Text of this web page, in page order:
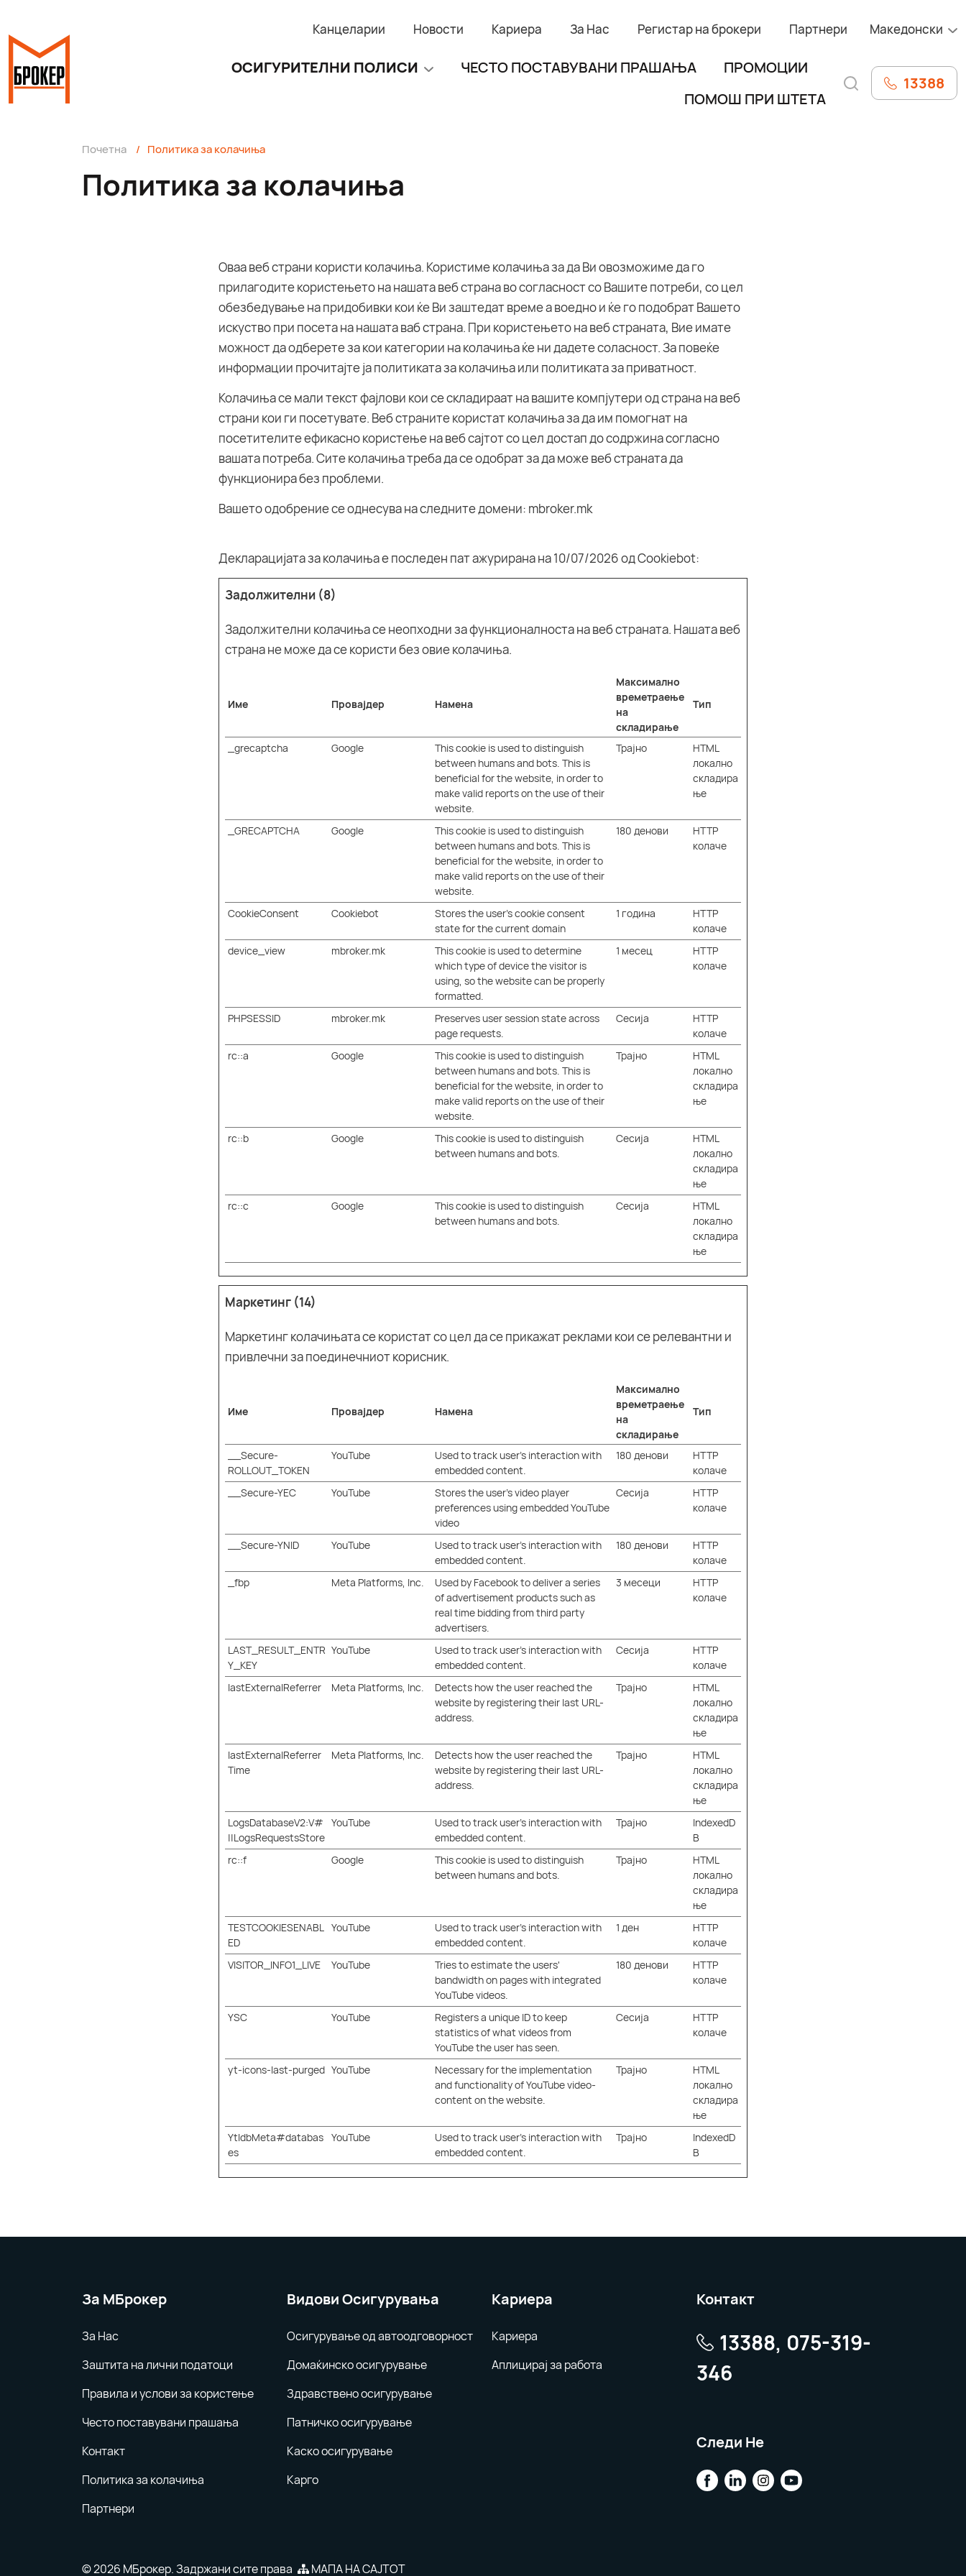
Канцеларии Новости Кариера За Нас Регистар на брокери Партнери Македонски
ОСИГУРИТЕЛНИ ПОЛИСИ ЧЕСТО ПОСТАВУВАНИ ПРАШАЊА
ПРОМОЦИИ
ПОМОШ ПРИ ШТЕТА
13388
Почетна / Политика за колачиња
Политика за колачиња
Оваа веб страни користи колачиња. Користиме колачиња за да Ви овозможиме да го
прилагодите користењето на нашата веб страна во согласност со Вашите потреби, со цел
обезбедување на придобивки кои ќе Ви заштедат време а воедно и ќе го подобрат Вашето
искуство при посета на нашата ваб страна. При користењето на веб страната, Вие имате
можност да одберете за кои категории на колачиња ќе ни дадете соласност. За повеќе
информации прочитајте ја политиката за колачиња или политиката за приватност.
Колачиња се мали текст фајлови кои се складираат на вашите компјутери од страна на веб
страни кои ги посетувате. Веб страните користат колачиња за да им помогнат на
посетителите ефикасно користење на веб сајтот со цел достап до содржина согласно
вашата потреба. Сите колачиња треба да се одобрат за да може веб страната да
функционира без проблеми.
Вашето одобрение се однесува на следните домени: mbroker.mk
Декларацијата за колачиња е последен пат ажурирана на 10/07/2026 одCookiebot:
Задолжителни (8)
Задолжителни колачиња се неопходни за функционалноста на веб страната. Нашата веб
страна не може да се користи без овие колачиња.
Име Провајдер Намена
Максимално
времетраење
на
складирање
Тип
_grecaptcha Google
This cookie is used to distinguish
between humans and bots. This is
beneficial for the website, in order to
make valid reports on the use of their
website.
Трајно
HTML
локално
складира
ње
_GRECAPTCHA Google
This cookie is used to distinguish
between humans and bots. This is
beneficial for the website, in order to
make valid reports on the use of their
website.
180 денови
HTTP
колаче
CookieConsent Cookiebot
Stores the user's cookie consent
state for the current domain
1 година
HTTP
колаче
device_view
mbroker.mk
This cookie is used to determine
which type of device the visitor is
using, so the website can be properly
formatted.
1 месец
HTTP
колаче
PHPSESSID mbroker.mk
Preserves user session state across
page requests.
Сесија
HTTP
колаче
rc::a
Google
This cookie is used to distinguish
between humans and bots. This is
beneficial for the website, in order to
make valid reports on the use of their
website.
Трајно
HTML
локално
складира
ње
rc::b Google
This cookie is used to distinguish
between humans and bots.
Сесија
HTML
локално
складира
ње
rc::c
Google
This cookie is used to distinguish
between humans and bots.
Сесија
HTML
локално
складира
ње
Маркетинг (14)
Маркетинг колачињата се користат со цел да се прикажат реклами кои се релевантни и
привлечни за поединечниот корисник.
Име Провајдер Намена
Максимално
времетраење
на
складирање
Тип
__Secure-
ROLLOUT_TOKEN
YouTube
Used to track user’s interaction with
embedded content.
180 денови
HTTP
колаче
__Secure-YEC
YouTube
Stores the user's video player
preferences using embedded YouTube
video
Сесија
HTTP
колаче
__Secure-YNID YouTube
Used to track user’s interaction with
embedded content.
180 денови
HTTP
колаче
_fbp
Meta Platforms, Inc.
Used by Facebook to deliver a series
of advertisement products such as
real time bidding from third party
advertisers.
3 месеци
HTTP
колаче
LAST_RESULT_ENTR
Y_KEY
YouTube
Used to track user’s interaction with
embedded content.
Сесија
HTTP
колаче
lastExternalReferrer
Meta Platforms, Inc.
Detects how the user reached the
website by registering their last URL-
address.
Трајно
HTML
локално
складира
ње
lastExternalReferrer
Time
Meta Platforms, Inc.
Detects how the user reached the
website by registering their last URL-
address.
Трајно
HTML
локално
складира
ње
LogsDatabaseV2:V#
||LogsRequestsStore
YouTube
Used to track user’s interaction with
embedded content.
Трајно
IndexedD
B
rc::f
Google
This cookie is used to distinguish
between humans and bots.
Трајно
HTML
локално
складира
ње
TESTCOOKIESENABL
ED
YouTube
Used to track user’s interaction with
embedded content.
1 ден
HTTP
колаче
VISITOR_INFO1_LIVE
YouTube
Tries to estimate the users'
bandwidth on pages with integrated
YouTube videos.
180 денови
HTTP
колаче
YSC YouTube
Registers a unique ID to keep
statistics of what videos from
YouTube the user has seen.
Сесија
HTTP
колаче
yt-icons-last-purged YouTube
Necessary for the implementation
and functionality of YouTube video-
content on the website.
Трајно
HTML
локално
складира
ње
YtIdbMeta#databas
es
YouTube
Used to track user’s interaction with
embedded content.
Трајно
IndexedD
B
За MБрокер
За Нас
Заштита на лични податоци
Правила и услови за користење
Често поставувани прашања
Контакт
Политика за колачиња
Партнери
Видови Осигурувања
Осигурување од автоодговорност
Домаќинско осигурување
Здравствено осигурување
Патничко осигурување
Каско осигурување
Карго
Кариера
Кариера
Аплицирај за работа
Контакт
13388, 075-319-
346
Следи Не
© 2026 МБрокер. Задржани сите права МАПА НА САЈТОТ